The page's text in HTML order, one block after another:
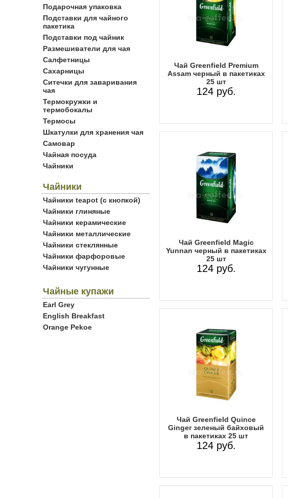
Подарочная упаковка
Подставки для чайного
пакетика
Подставки под чайник
Размешиватели для чая
Салфетницы
Сахарницы
Ситечки для заваривания
чая
Термокружки и
термобокалы
Термосы
Шкатулки для хранения чая
Самовар
Чайная посуда
Чайники
Чайники
Чайники teapot (с кнопкой)
Чайники глиняные
Чайники керамические
Чайники металлические
Чайники стеклянные
Чайники фарфоровые
Чайники чугунные
Чайные купажи
Earl Grey
English Breakfast
Orange Pekoe
Чай Greenfield Premium
Assam черный в пакетиках
25 шт
124 руб.
Чай Greenfield Magic
Yunnan черный в пакетиках
25 шт
124 руб.
Чай Greenfield Quince
Ginger зеленый байховый
в пакетиках 25 шт
124 руб.